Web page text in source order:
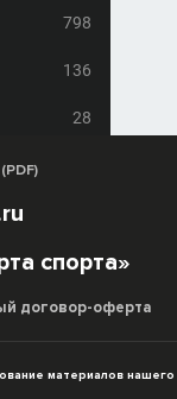
798
136
28
(PDF)
спорта»
договор-оферта
материалов нашего